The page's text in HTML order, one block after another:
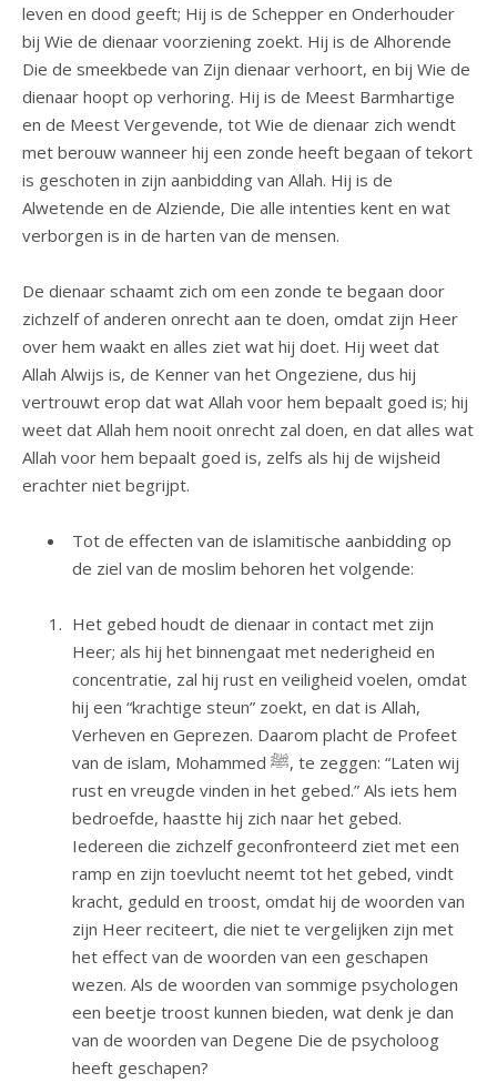
leven en dood geeft; Hij is de Schepper en Onderhouder
bij Wie de dienaar voorziening zoekt. Hij is de Alhorende
Die de smeekbede van Zijn dienaar verhoort, en bij Wie de
dienaar hoopt op verhoring. Hij is de Meest Barmhartige
en de Meest Vergevende, tot Wie de dienaar zich wendt
met berouw wanneer hij een zonde heeft begaan of tekort
is geschoten in zijn aanbidding van Allah. Hij is de
Alwetende en de Alziende, Die alle intenties kent en wat
verborgen is in de harten van de mensen.
De dienaar schaamt zich om een zonde te begaan door
zichzelf of anderen onrecht aan te doen, omdat zijn Heer
over hem waakt en alles ziet wat hij doet. Hij weet dat
Allah Alwijs is, de Kenner van het Ongeziene, dus hij
vertrouwt erop dat wat Allah voor hem bepaalt goed is; hij
weet dat Allah hem nooit onrecht zal doen, en dat alles wat
Allah voor hem bepaalt goed is, zelfs als hij de wijsheid
erachter niet begrijpt.
Tot de effecten van de islamitische aanbidding op
de ziel van de moslim behoren het volgende:
Het gebed houdt de dienaar in contact met zijn
Heer; als hij het binnengaat met nederigheid en
concentratie, zal hij rust en veiligheid voelen, omdat
hij een “krachtige steun” zoekt, en dat is Allah,
Verheven en Geprezen. Daarom placht de Profeet
van de islam, Mohammed ﷺ, te zeggen: “Laten wij
rust en vreugde vinden in het gebed.” Als iets hem
bedroefde, haastte hij zich naar het gebed.
Iedereen die zichzelf geconfronteerd ziet met een
ramp en zijn toevlucht neemt tot het gebed, vindt
kracht, geduld en troost, omdat hij de woorden van
zijn Heer reciteert, die niet te vergelijken zijn met
het effect van de woorden van een geschapen
wezen. Als de woorden van sommige psychologen
een beetje troost kunnen bieden, wat denk je dan
van de woorden van Degene Die de psycholoog
heeft geschapen?